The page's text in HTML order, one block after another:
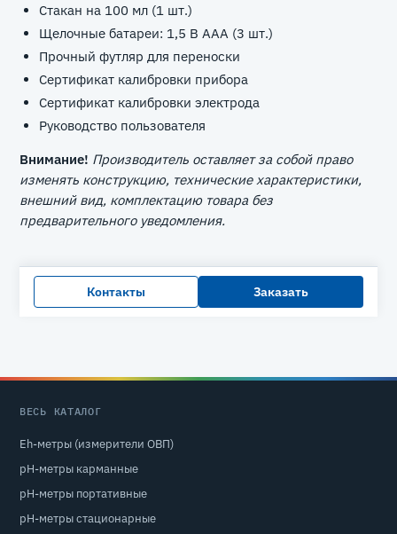
Стакан на 100 мл (1 шт.)
Щелочные батареи: 1,5 В AAA (3 шт.)
Прочный футляр для переноски
Сертификат калибровки прибора
Сертификат калибровки электрода
Руководство пользователя
Внимание! Производитель оставляет за собой право
изменять конструкцию, технические характеристики,
внешний вид, комплектацию товара без
предварительного уведомления.
Контакты Заказать
ВЕСЬ КАТАЛОГ
Eh-метры (измерители ОВП)
pH-метры карманные
pH-метры портативные
pH-метры стационарные